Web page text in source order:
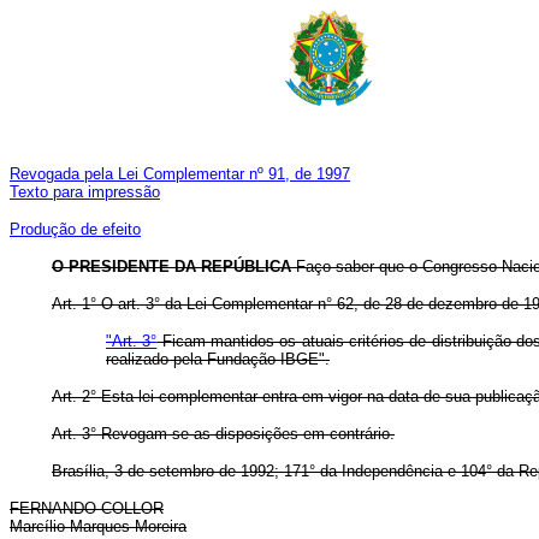
Revogada pela Lei Complementar nº 91, de 1997
Texto para impressão
Produção de efeito
O PRESIDENTE DA REPÚBLICAFaço saber que o Congresso
Art. 1° O art. 3° da Lei Complementar n° 62, de 28 de dezembro de
"Art. 3°Ficam mantidos os atuais critérios de distribuição
realizado pela Fundação IBGE".
Art. 2° Esta lei complementar entra em vigor na data de sua
Art. 3° Revogam-se as disposições em contrário.
Brasília, 3 de setembro de 1992; 171° da Independência e 104° da
FERNANDO COLLOR
Marcílio Marques Moreira